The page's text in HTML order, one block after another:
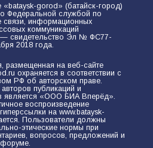
«bataysk-gorod» (батайск-город)
Федеральной службой по
связи, информационных
коммуникаций
свидетельство Эл № ФС77-
2018 года.
размещенная на веб-сайте
охраняется в соответствии с
РФ об авторском праве.
публикаций и
является «ООО БИА Вперёд».
воспроизведение
на www.bataysk-
Пользователи должны
этические нормы при
вопросов, предложений и